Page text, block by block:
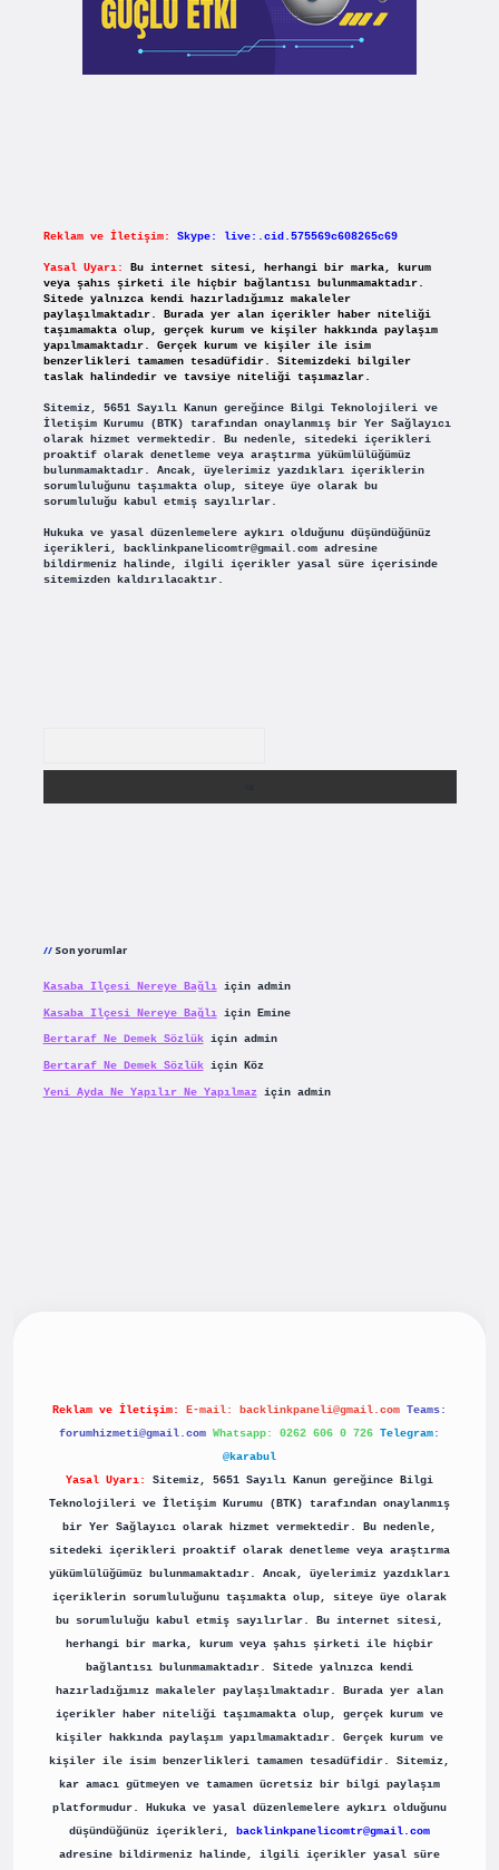
Reklam ve İletişim: Skype: live:.cid.575569c608265c69
Yasal Uyarı:
Bu internet sitesi, herhangi bir marka, kurum
veya şahıs şirketi ile hiçbir bağlantısı bulunmamaktadır.
Sitede yalnızca kendi hazırladığımız makaleler
paylaşılmaktadır. Burada yer alan içerikler haber niteliği
taşımamakta olup, gerçek kurum ve kişiler hakkında paylaşım
yapılmamaktadır. Gerçek kurum ve kişiler ile isim
benzerlikleri tamamen tesadüfidir. Sitemizdeki bilgiler
taslak halindedir ve tavsiye niteliği taşımazlar.
Sitemiz, 5651 Sayılı Kanun gereğince Bilgi Teknolojileri ve
İletişim Kurumu (BTK) tarafından onaylanmış bir Yer Sağlayıcı
olarak hizmet vermektedir. Bu nedenle, sitedeki içerikleri
proaktif olarak denetleme veya araştırma yükümlülüğümüz
bulunmamaktadır. Ancak, üyelerimiz yazdıkları içeriklerin
sorumluluğunu taşımakta olup, siteye üye olarak bu
sorumluluğu kabul etmiş sayılırlar.
Hukuka ve yasal düzenlemelere aykırı olduğunu düşündüğünüz
içerikleri, backlinkpanelicomtr@gmail.comadresine
bildirmeniz halinde, ilgili içerikler yasal süre içerisinde
sitemizden kaldırılacaktır.
Son yorumlar
Kasaba Ilçesi Nereye Bağlıiçin admin
Kasaba Ilçesi Nereye Bağlıiçin Emine
Bertaraf Ne Demek Sözlükiçin admin
Bertaraf Ne Demek Sözlükiçin Köz
Yeni Ayda Ne Yapılır Ne Yapılmaziçin admin
Reklam ve İletişim: E-mail: backlinkpaneli@gmail.com Teams:
forumhizmeti@gmail.com Whatsapp: 0262 606 0 726 Telegram:
@karabul
Yasal Uyarı:
Sitemiz, 5651 Sayılı Kanun gereğince Bilgi
Teknolojileri ve İletişim Kurumu (BTK) tarafından onaylanmış
bir Yer Sağlayıcı olarak hizmet vermektedir. Bu nedenle,
sitedeki içerikleri proaktif olarak denetleme veya araştırma
yükümlülüğümüz bulunmamaktadır. Ancak, üyelerimiz yazdıkları
içeriklerin sorumluluğunu taşımakta olup, siteye üye olarak
bu sorumluluğu kabul etmiş sayılırlar. Bu internet sitesi,
herhangi bir marka, kurum veya şahıs şirketi ile hiçbir
bağlantısı bulunmamaktadır. Sitede yalnızca kendi
hazırladığımız makaleler paylaşılmaktadır. Burada yer alan
içerikler haber niteliği taşımamakta olup, gerçek kurum ve
kişiler hakkında paylaşım yapılmamaktadır. Gerçek kurum ve
kişiler ile isim benzerlikleri tamamen tesadüfidir. Sitemiz,
kar amacı gütmeyen ve tamamen ücretsiz bir bilgi paylaşım
platformudur. Hukuka ve yasal düzenlemelere aykırı olduğunu
düşündüğünüz içerikleri,
backlinkpanelicomtr@gmail.com
adresine bildirmeniz halinde, ilgili içerikler yasal süre